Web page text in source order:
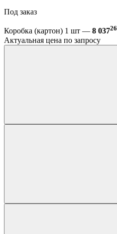
Под заказ
Коробка (картон) 1 шт — 8 03726
Актуальная цена по запросу